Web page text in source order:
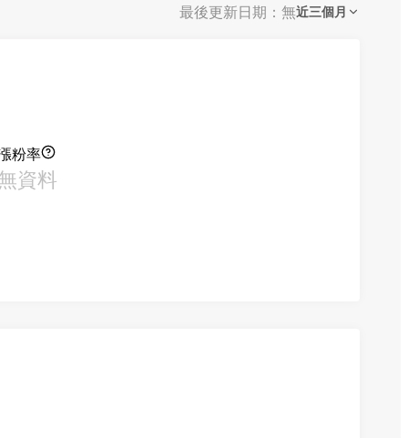
最後更新日期：無近三個月
粉率
資料